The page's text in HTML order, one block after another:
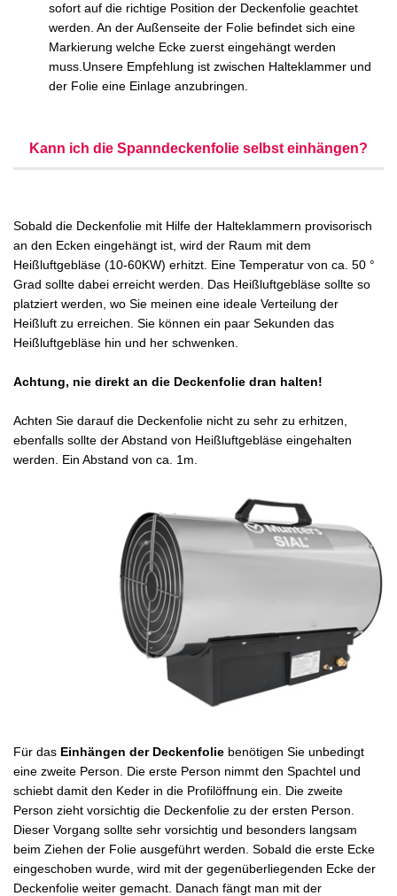
sofort auf die richtige Position der Deckenfolie geachtet
werden. An der Außenseite der Folie befindet sich eine
Markierung welche Ecke zuerst eingehängt werden
muss.Unsere Empfehlung ist zwischen Halteklammer und
der Folie eine Einlage anzubringen.
Kann ich die Spanndeckenfolie selbst einhängen?
Sobald die Deckenfolie mit Hilfe der Halteklammern provisorisch
an den Ecken eingehängt ist, wird der Raum mit dem
Heißluftgebläse (10-60KW) erhitzt. Eine Temperatur von ca. 50 °
Grad sollte dabei erreicht werden. Das Heißluftgebläse sollte so
platziert werden, wo Sie meinen eine ideale Verteilung der
Heißluft zu erreichen. Sie können ein paar Sekunden das
Heißluftgebläse hin und her schwenken.
Achtung, nie direkt an die Deckenfolie dran halten!
Achten Sie darauf die Deckenfolie nicht zu sehr zu erhitzen,
ebenfalls sollte der Abstand von Heißluftgebläse eingehalten
werden. Ein Abstand von ca. 1m.
Für das Einhängen der Deckenfolie benötigen Sie unbedingt
eine zweite Person. Die erste Person nimmt den Spachtel und
schiebt damit den Keder in die Profilöffnung ein. Die zweite
Person zieht vorsichtig die Deckenfolie zu der ersten Person.
Dieser Vorgang sollte sehr vorsichtig und besonders langsam
beim Ziehen der Folie ausgeführt werden. Sobald die erste Ecke
eingeschoben wurde, wird mit der gegenüberliegenden Ecke der
Deckenfolie weiter gemacht. Danach fängt man mit der